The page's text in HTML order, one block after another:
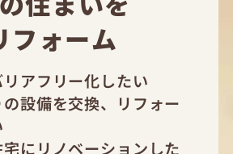
フォーム
アフリー化したい
設備を交換、リフォー
にリノベーションした